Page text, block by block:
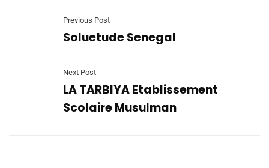
Previous Post
Soluetude Senegal
Next Post
LA TARBIYA Etablissement
Scolaire Musulman